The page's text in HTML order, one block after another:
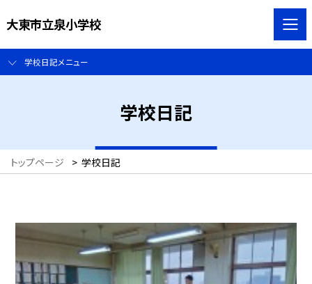
大東市立泉小学校
学校日記メニュー
学校日記
トップページ > 学校日記